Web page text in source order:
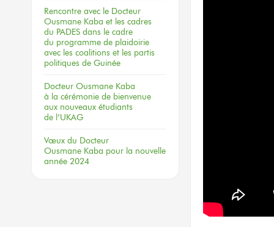
Rencontre avec le Docteur
Ousmane Kaba et les cadres
du PADES dans le cadre
du programme de plaidoirie
avec les coalitions et les partis
politiques de Guinée
Docteur Ousmane Kaba
à la cérémonie de bienvenue
aux nouveaux étudiants
de l’UKAG
Vœux du Docteur
Ousmane Kaba pour la nouvelle
année 2024